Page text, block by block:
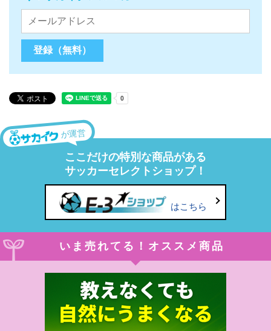
が運営
ここだけの特別な商品がある
サッカーセレクトショップ！
はこちら
いま売れてる！オススメ商品